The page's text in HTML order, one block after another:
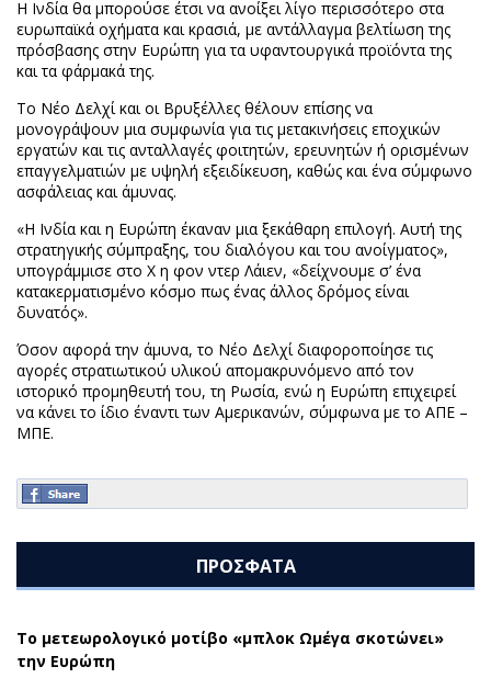
Η Ινδία θα μπορούσε έτσι να ανοίξει λίγο περισσότερο στα
ευρωπαϊκά οχήματα και κρασιά, με αντάλλαγμα βελτίωση της
πρόσβασης στην Ευρώπη για τα υφαντουργικά προϊόντα της
και τα φάρμακά της.
Το Νέο Δελχί και οι Βρυξέλλες θέλουν επίσης να
μονογράψουν μια συμφωνία για τις μετακινήσεις εποχικών
εργατών και τις ανταλλαγές φοιτητών, ερευνητών ή ορισμένων
επαγγελματιών με υψηλή εξειδίκευση, καθώς και ένα σύμφωνο
ασφάλειας και άμυνας.
«Η Ινδία και η Ευρώπη έκαναν μια ξεκάθαρη επιλογή. Αυτή της
στρατηγικής σύμπραξης, του διαλόγου και του ανοίγματος»,
υπογράμμισε στο X η φον ντερ Λάιεν, «δείχνουμε σ’ ένα
κατακερματισμένο κόσμο πως ένας άλλος δρόμος είναι
δυνατός».
Όσον αφορά την άμυνα, το Νέο Δελχί διαφοροποίησε τις
αγορές στρατιωτικού υλικού απομακρυνόμενο από τον
ιστορικό προμηθευτή του, τη Ρωσία, ενώ η Ευρώπη επιχειρεί
να κάνει το ίδιο έναντι των Αμερικανών, σύμφωνα με το ΑΠΕ –
ΜΠΕ.
ΠΡΟΣΦΑΤΑ
Το μετεωρολογικό μοτίβο «μπλοκ Ωμέγα σκοτώνει»
την Ευρώπη